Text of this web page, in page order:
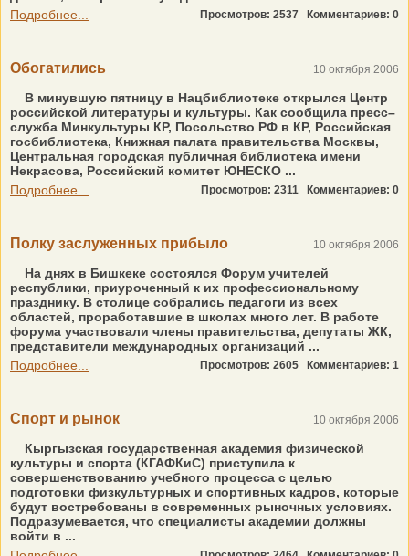
Подробнее...
Просмотров: 2537 Комментариев: 0
Обогатились 10 октября 2006
В минувшую пятницу в Нацбиблиотеке открылся Центр
российской литературы и культуры. Как сообщила пресс–
служба Минкультуры КР, Посольство РФ в КР, Российская
госбиблиотека, Книжная палата правительства Москвы,
Центральная городская публичная библиотека имени
Некрасова, Российский комитет ЮНЕСКО ...
Подробнее...
Просмотров: 2311 Комментариев: 0
Полку заслуженных прибыло 10 октября 2006
На днях в Бишкеке состоялся Форум учителей
республики, приуроченный к их профессиональному
празднику. В столице собрались педагоги из всех
областей, проработавшие в школах много лет. В работе
форума участвовали члены правительства, депутаты ЖК,
представители международных организаций ...
Подробнее...
Просмотров: 2605 Комментариев: 1
Спорт и рынок 10 октября 2006
Кыргызская государственная академия физической
культуры и спорта (КГАФКиС) приступила к
совершенствованию учебного процесса с целью
подготовки физкультурных и спортивных кадров, которые
будут востребованы в современных рыночных условиях.
Подразумевается, что специалисты академии должны
войти в ...